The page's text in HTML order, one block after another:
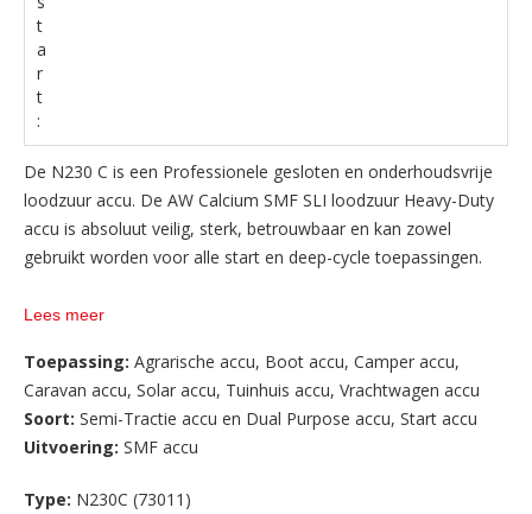
t
a
r
t
:
De N230 C is een Professionele gesloten en onderhoudsvrije
loodzuur accu. De AW Calcium SMF SLI loodzuur Heavy-Duty
accu is absoluut veilig, sterk, betrouwbaar en kan zowel
gebruikt worden voor alle start en deep-cycle toepassingen.
Deze kwaliteitsaccu wordt speciaal geproduceerd en
bijvoorbeeld uw: pleziervaartuig, zeilboot, caravan, camper of
caravanmover. De accu is gesloten en onderhoudsvrij.
Behoudens een tijdige lading heeft u verder geen omkijken of
onderhoud aan deze accu. U kunt de accu daarom na
Lees meer
Toepassing: Agrarische accu, Boot accu, Camper accu,
Caravan accu, Solar accu, Tuinhuis accu, Vrachtwagen accu
Soort: Semi-Tractie accu en Dual Purpose accu, Start accu
Uitvoering: SMF accu
Type: N230C (73011)